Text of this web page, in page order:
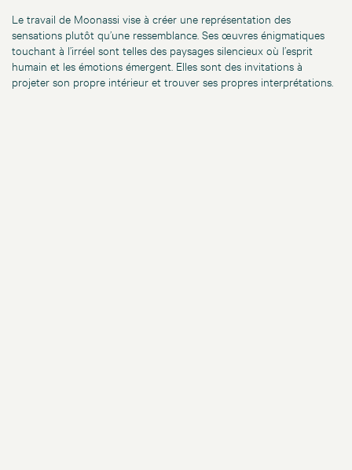
Le travail de Moonassi vise à créer une représentation des
sensations plutôt qu’une ressemblance. Ses œuvres énigmatiques
touchant à l’irréel sont telles des paysages silencieux où l’esprit
humain et les émotions émergent. Elles sont des invitations à
projeter son propre intérieur et trouver ses propres interprétations.